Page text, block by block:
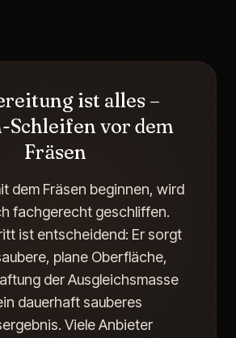
ist alles –
Schleifen vor dem
Fräsen
dem Fräsen beginnen, wird
fachgerecht geschliffen.
ist entscheidend: Er sorgt
plane Oberfläche,
der Ausgleichsmasse
dauerhaft sauberes
Viele Anbieter